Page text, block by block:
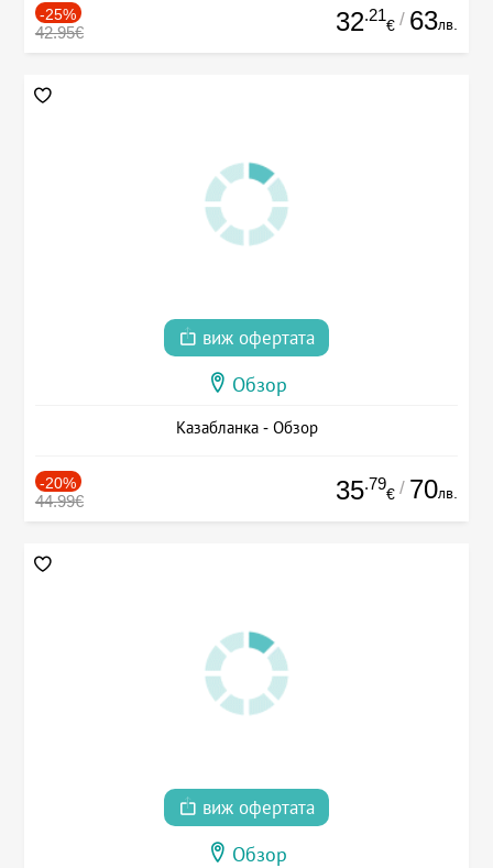
-25%
42.95€ 32.21
€ / 63лв.
виж офертата
Обзор
Казабланка - Обзор
-20%
44.99€ 35.79
€ / 70лв.
виж офертата
Обзор